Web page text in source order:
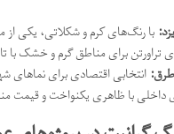
با رنگ‌های کرم و شکلاتی، یکی از
برای مناطق گرم و خشک با
طرق: انتخابی اقتصادی برای نماهای
داخلی با ظاهری یکنواخت و قیمت